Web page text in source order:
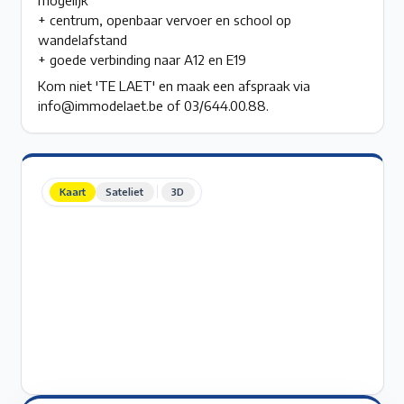
+ centrum, openbaar vervoer en school op
wandelafstand
+ goede verbinding naar A12 en E19
Kom niet 'TE LAET' en maak een afspraak via
info@immodelaet.be of 03/644.00.88.
Kaart Sateliet 3D